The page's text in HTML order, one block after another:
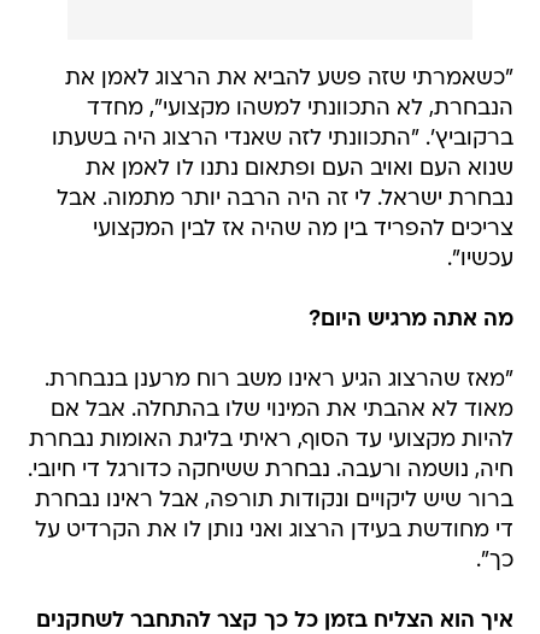
"כשאמרתי שזה פשע להביא את הרצוג לאמן את
הנבחרת, לא התכוונתי למשהו מקצועי", מחדד
ברקוביץ'. "התכוונתי לזה שאנדי הרצוג היה בשעתו
שנוא העם ואויב העם ופתאום נתנו לו לאמן את
נבחרת ישראל. לי זה היה הרבה יותר מתמוה. אבל
צריכים להפריד בין מה שהיה אז לבין המקצועי
עכשיו".
מה אתה מרגיש היום?
"מאז שהרצוג הגיע ראינו משב רוח מרענן בנבחרת.
מאוד לא אהבתי את המינוי שלו בהתחלה. אבל אם
להיות מקצועי עד הסוף, ראיתי בליגת האומות נבחרת
חיה, נושמה ורעבה. נבחרת ששיחקה כדורגל די חיובי.
ברור שיש ליקויים ונקודות תורפה, אבל ראינו נבחרת
די מחודשת בעידן הרצוג ואני נותן לו את הקרדיט על
כך".
איך הוא הצליח בזמן כל כך קצר להתחבר לשחקנים